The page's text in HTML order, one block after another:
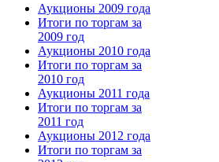
Аукционы 2009 года
Итоги по торгам за
2009 год
Аукционы 2010 года
Итоги по торгам за
2010 год
Аукционы 2011 года
Итоги по торгам за
2011 год
Аукционы 2012 года
Итоги по торгам за